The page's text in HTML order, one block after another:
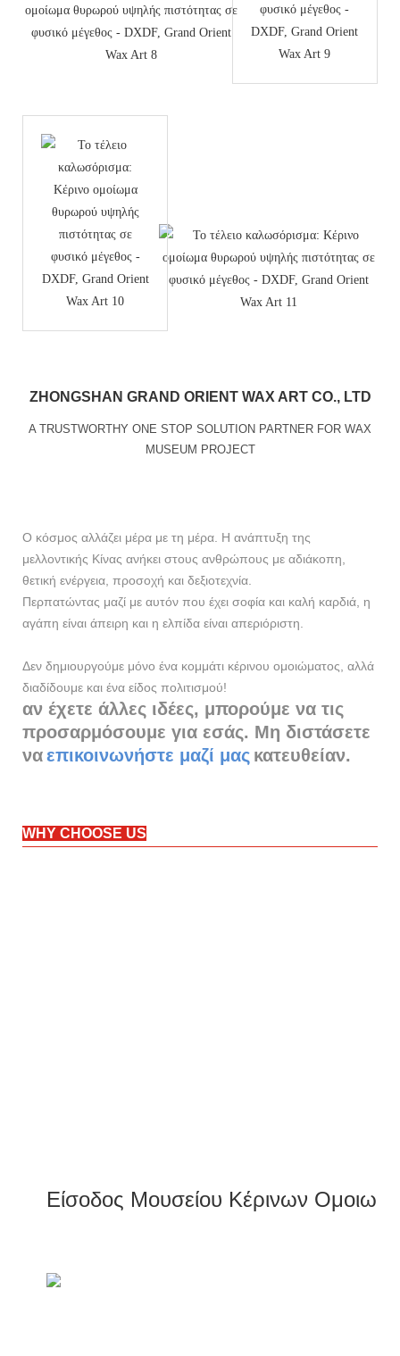
ZHONGSHAN GRAND ORIENT WAX ART CO., LTD
A TRUSTWORTHY ONE STOP SOLUTION PARTNER FOR WAX
MUSEUM PROJECT
Ο κόσμος αλλάζει μέρα με τη μέρα. Η ανάπτυξη της
μελλοντικής Κίνας ανήκει στους ανθρώπους με αδιάκοπη,
θετική ενέργεια, προσοχή και δεξιοτεχνία.
Περπατώντας μαζί με αυτόν που έχει σοφία και καλή καρδιά, η
αγάπη είναι άπειρη και η ελπίδα είναι απεριόριστη.
Δεν δημιουργούμε μόνο ένα κομμάτι κέρινου ομοιώματος, αλλά
διαδίδουμε και ένα είδος πολιτισμού!
αν έχετε άλλες ιδέες, μπορούμε να τις
προσαρμόσουμε για εσάς. Μη διστάσετε
ναεπικοινωνήστε μαζί μας κατευθείαν.
WHY CHOOSE US
Είσοδος Μουσείου Κέρινων